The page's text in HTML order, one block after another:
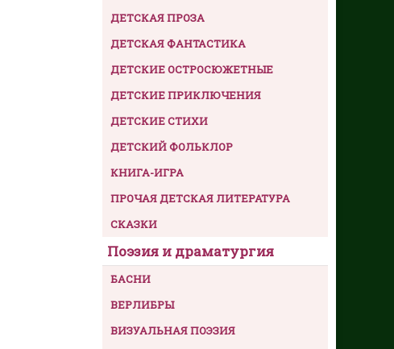
ДЕТСКАЯ ПРОЗА
ДЕТСКАЯ ФАНТАСТИКА
ДЕТСКИЕ ОСТРОСЮЖЕТНЫЕ
ДЕТСКИЕ ПРИКЛЮЧЕНИЯ
ДЕТСКИЕ СТИХИ
ДЕТСКИЙ ФОЛЬКЛОР
КНИГА-ИГРА
ПРОЧАЯ ДЕТСКАЯ ЛИТЕРАТУРА
СКАЗКИ
Поэзия и драматургия
БАСНИ
ВЕРЛИБРЫ
ВИЗУАЛЬНАЯ ПОЭЗИЯ